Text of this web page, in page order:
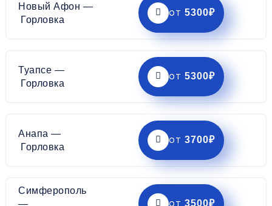
Новый Афон —
Горловка
от 5300₽
Туапсе —
Горловка
от 5300₽
Анапа —
Горловка
от 3700₽
Симферополь
от 3500₽